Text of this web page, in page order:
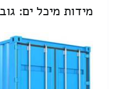
מידות מיכל ים: